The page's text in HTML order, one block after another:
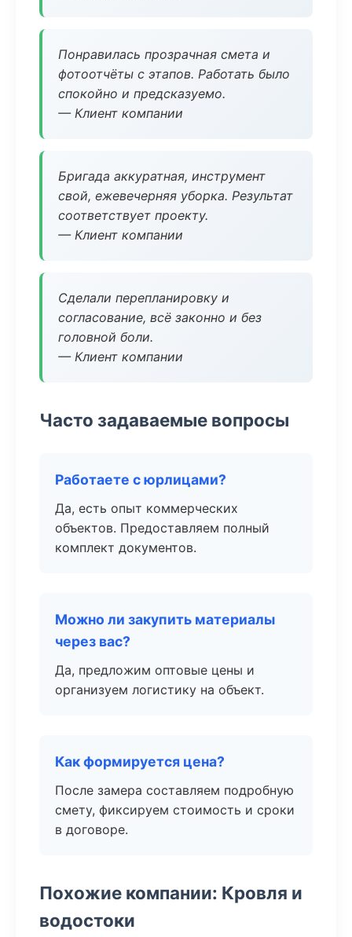
Понравилась прозрачная смета и
фотоотчёты с этапов. Работать было
спокойно и предсказуемо.
— Клиент компании
Бригада аккуратная, инструмент
свой, ежевечерняя уборка. Результат
соответствует проекту.
— Клиент компании
Сделали перепланировку и
согласование, всё законно и без
головной боли.
— Клиент компании
Часто задаваемые вопросы
Работаете с юрлицами?
Да, есть опыт коммерческих
объектов. Предоставляем полный
комплект документов.
Можно ли закупить материалы
через вас?
Да, предложим оптовые цены и
организуем логистику на объект.
Как формируется цена?
После замера составляем подробную
смету, фиксируем стоимость и сроки
в договоре.
Похожие компании: Кровля и
водостоки